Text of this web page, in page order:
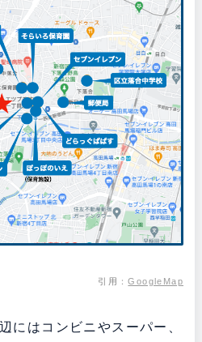
引用 ：GoogleMap
にはコンビニやスーパー、